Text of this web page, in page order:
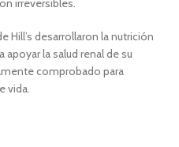
irreversibles.
Hill’s desarrollaron la nutrición
apoyar la salud renal de su
comprobado para
vida.